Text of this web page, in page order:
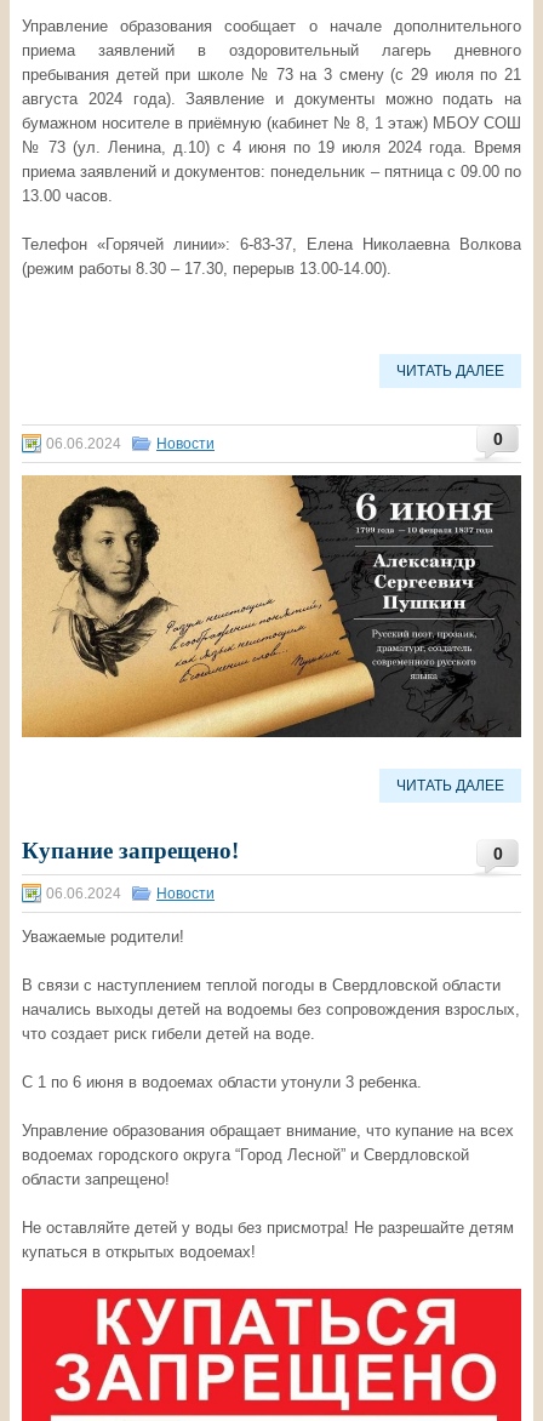
Управление образования сообщает о начале дополнительного
приема заявлений в оздоровительный лагерь дневного
пребывания детей при школе № 73 на 3 смену (с 29 июля по 21
августа 2024 года). Заявление и документы можно подать на
бумажном носителе в приёмную (кабинет № 8, 1 этаж) МБОУ СОШ
№ 73 (ул. Ленина, д.10) с 4 июня по 19 июля 2024 года. Время
приема заявлений и документов: понедельник – пятница с 09.00 по
13.00 часов.
Телефон «Горячей линии»: 6-83-37, Елена Николаевна Волкова
(режим работы 8.30 – 17.30, перерыв 13.00-14.00).
ЧИТАТЬ ДАЛЕЕ
0
06.06.2024 Новости
ЧИТАТЬ ДАЛЕЕ
0
Купание запрещено!
06.06.2024 Новости
Уважаемые родители!
В связи с наступлением теплой погоды в Свердловской области
начались выходы детей на водоемы без сопровождения взрослых,
что создает риск гибели детей на воде.
С 1 по 6 июня в водоемах области утонули 3 ребенка.
Управление образования обращает внимание, что купание на всех
водоемах городского округа “Город Лесной” и Свердловской
области запрещено!
Не оставляйте детей у воды без присмотра! Не разрешайте детям
купаться в открытых водоемах!